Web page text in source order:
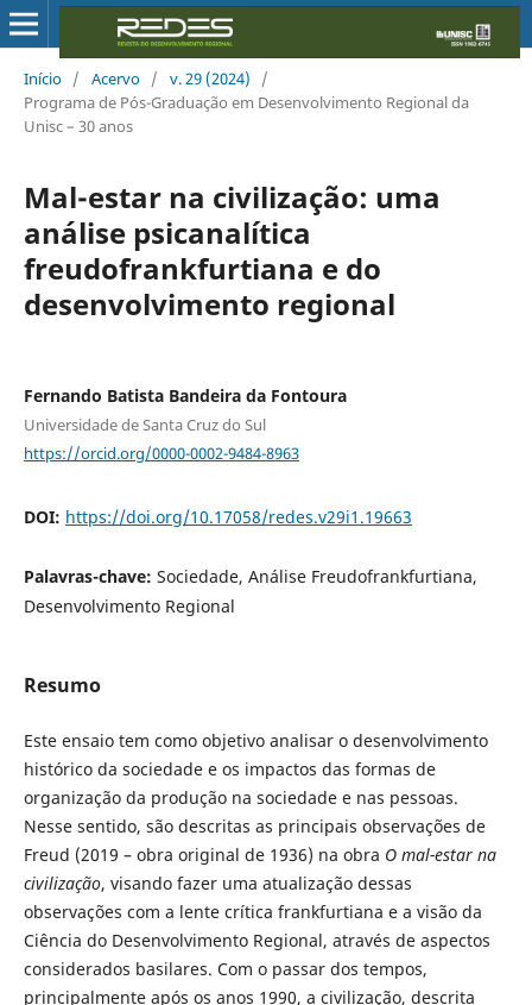
Início / Acervo / v. 29 (2024)
/
Programa de Pós-Graduação em Desenvolvimento Regional da
Unisc – 30 anos
Mal-estar na civilização: uma
análise psicanalítica
freudofrankfurtiana e do
desenvolvimento regional
Fernando Batista Bandeira da Fontoura
Universidade de Santa Cruz do Sul
https://orcid.org/0000-0002-9484-8963
DOI: https://doi.org/10.17058/redes.v29i1.19663
Palavras-chave: Sociedade, Análise Freudofrankfurtiana,
Desenvolvimento Regional
Resumo
Este ensaio tem como objetivo analisar o desenvolvimento
histórico da sociedade e os impactos das formas de
organização da produção na sociedade e nas pessoas.
Nesse sentido, são descritas as principais observações de
Freud (2019 – obra original de 1936) na obra O mal-estar na
civilização, visando fazer uma atualização dessas
observações com a lente crítica frankfurtiana e a visão da
Ciência do Desenvolvimento Regional, através de aspectos
considerados basilares. Com o passar dos tempos,
principalmente após os anos 1990, a civilização, descrita